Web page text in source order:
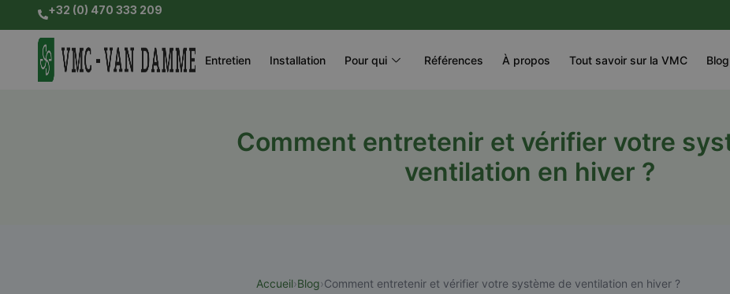
to
content
+32 (0) 470 333 209
Entretien Installation Pour qui Références À propos Tout savoir sur la VMC Blog
Comment entretenir et vérifier votre
ventilation en hiver ?
Accueil›Blog›Comment entretenir et vérifier votre système de ventilation en hiver ?